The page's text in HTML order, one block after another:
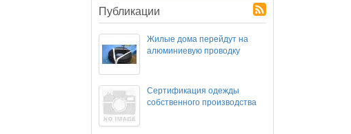
Публикации
Жилые дома перейдут на
алюминиевую проводку
Сертификация одежды
собственного производства